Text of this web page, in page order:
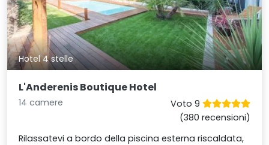
Hotel 4 stelle
L'Anderenis Boutique Hotel
14 camere
Voto 9
(380 recensioni)
Rilassatevi a bordo della piscina esterna riscaldata,